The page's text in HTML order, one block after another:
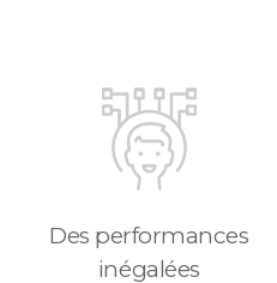
Des performances
inégalées